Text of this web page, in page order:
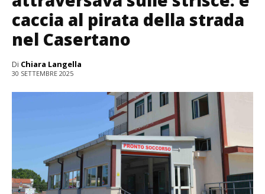
caccia al pirata della strada
nel Casertano
Di Chiara Langella
30 SETTEMBRE 2025